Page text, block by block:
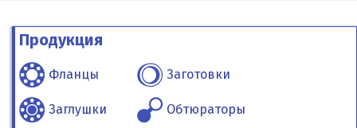
Продукция
Фланцы Заготовки
Заглушки Обтюраторы